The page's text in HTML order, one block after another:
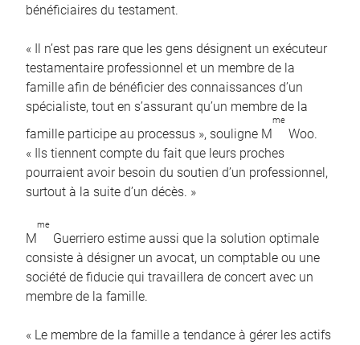
bénéficiaires du testament.
« Il n’est pas rare que les gens désignent un exécuteur
testamentaire professionnel et un membre de la
famille afin de bénéficier des connaissances d’un
spécialiste, tout en s’assurant qu’un membre de la
famille participe au processus », souligne M
me
Woo.
« Ils tiennent compte du fait que leurs proches
pourraient avoir besoin du soutien d’un professionnel,
surtout à la suite d’un décès. »
M
me
Guerriero estime aussi que la solution optimale
consiste à désigner un avocat, un comptable ou une
société de fiducie qui travaillera de concert avec un
membre de la famille.
« Le membre de la famille a tendance à gérer les actifs